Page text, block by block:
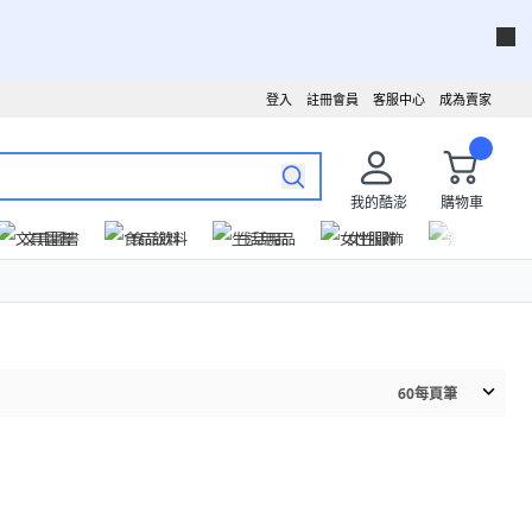
成為賣家
客服中心
註冊會員
登入
我的酷澎
購物車
文具圖書
食品飲料 生活用品 女性服飾
60每頁筆